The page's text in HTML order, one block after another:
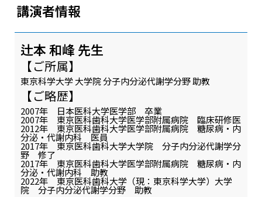
講演者情報
辻本 和峰 先生
【ご所属】
東京科学大学 大学院 分子内分泌代謝学分野 助教
【ご略歴】
2007年 日本医科大学医学部 卒業
2007年 東京医科歯科大学医学部附属病院 臨床研修医
2012年 東京医科歯科大学医学部附属病院 糖尿病・内
分泌・代謝内科 医員
2017年 東京医科歯科大学大学院 分子内分泌代謝学分
野 修了
2017年 東京医科歯科大学医学部附属病院 糖尿病・内
分泌・代謝内科 助教
2022年 東京医科歯科大学（現：東京科学大学）大学
院 分子内分泌代謝学分野 助教